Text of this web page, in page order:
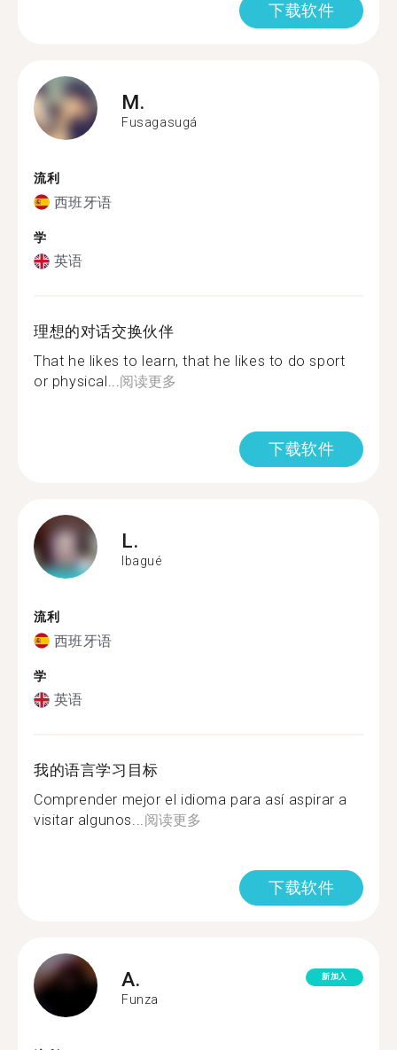
下载软件
M.
Fusagasugá
流利
西班牙语
学
英语
理想的对话交换伙伴
That he likes to learn, that he likes to do sport
or physical...阅读更多
下载软件
L.
Ibagué
流利
西班牙语
学
英语
我的语言学习目标
Comprender mejor el idioma para así aspirar a
visitar algunos...阅读更多
下载软件
A.
Funza
新加入